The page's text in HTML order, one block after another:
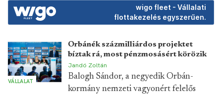
wigo fleet - Vállalati
flottakezelés egyszerűen.
VÁLLALAT
Orbánék százmilliárdos projektet
bíztak rá, most pénzmosásért körözik
Jandó Zoltán
Balogh Sándor, a negyedik Orbán-
kormány nemzeti vagyonért felelős